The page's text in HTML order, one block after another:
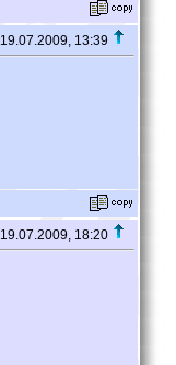
19.07.2009, 13:39
19.07.2009, 18:20